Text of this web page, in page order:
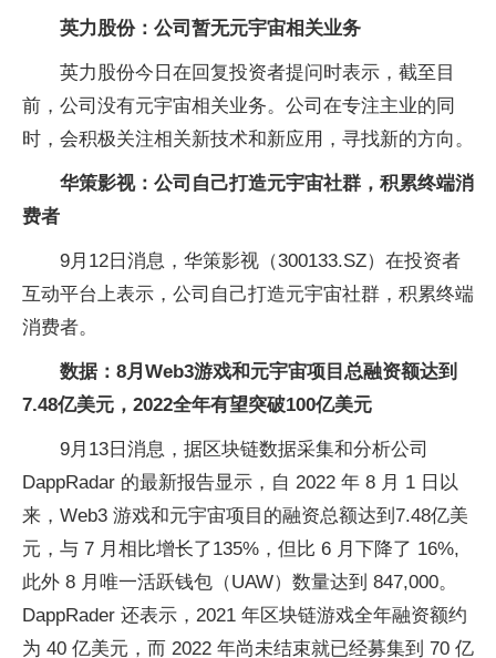
英力股份：公司暂无元宇宙相关业务
英力股份今日在回复投资者提问时表示，截至目
前，公司没有元宇宙相关业务。公司在专注主业的同
时，会积极关注相关新技术和新应用，寻找新的方向。
华策影视：公司自己打造元宇宙社群，积累终端消
费者
9月12日消息，华策影视（300133.SZ）在投资者
互动平台上表示，公司自己打造元宇宙社群，积累终端
消费者。
数据：8月Web3游戏和元宇宙项目总融资额达到
7.48亿美元，2022全年有望突破100亿美元
9月13日消息，据区块链数据采集和分析公司
DappRadar 的最新报告显示，自 2022 年 8 月 1 日以
来，Web3 游戏和元宇宙项目的融资总额达到7.48亿美
元，与 7 月相比增长了135%，但比 6 月下降了 16%,
此外 8 月唯一活跃钱包（UAW）数量达到 847,000。
DappRader 还表示，2021 年区块链游戏全年融资额约
为 40 亿美元，而 2022 年尚未结束就已经募集到 70 亿